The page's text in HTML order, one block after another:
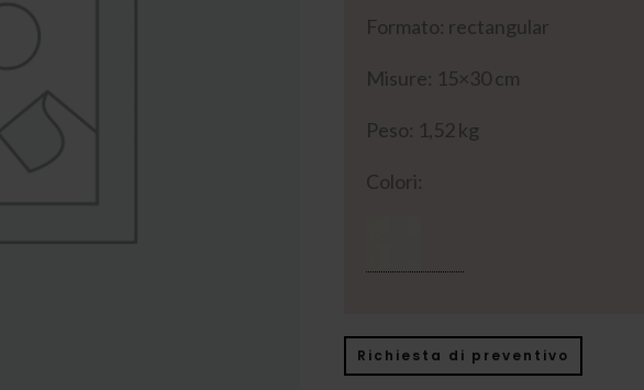
Formato: rectangular
Misure: 15×30 cm
Peso: 1,52 kg
Colori:
Richiesta di preventivo